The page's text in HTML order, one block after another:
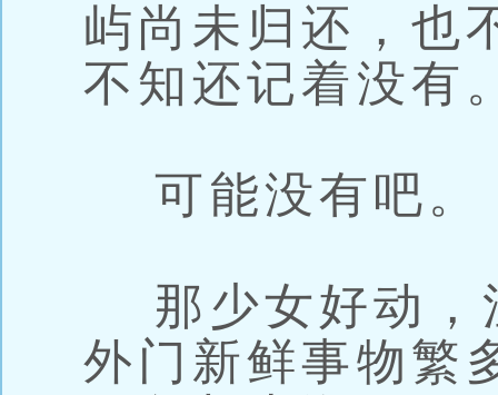
屿尚未归还，也
不知还记着没有
可能没有吧。
那少女好动，
外门新鲜事物繁